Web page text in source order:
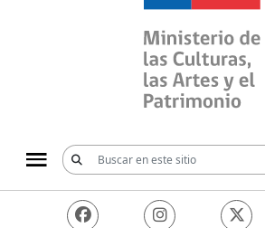
Ministerio de